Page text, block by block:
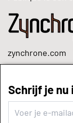
Schrijf je nu
zynchrone.com